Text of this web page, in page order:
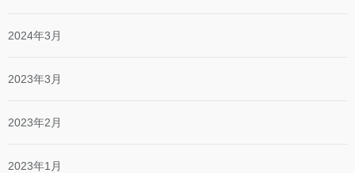
2024年3月
2023年3月
2023年2月
2023年1月